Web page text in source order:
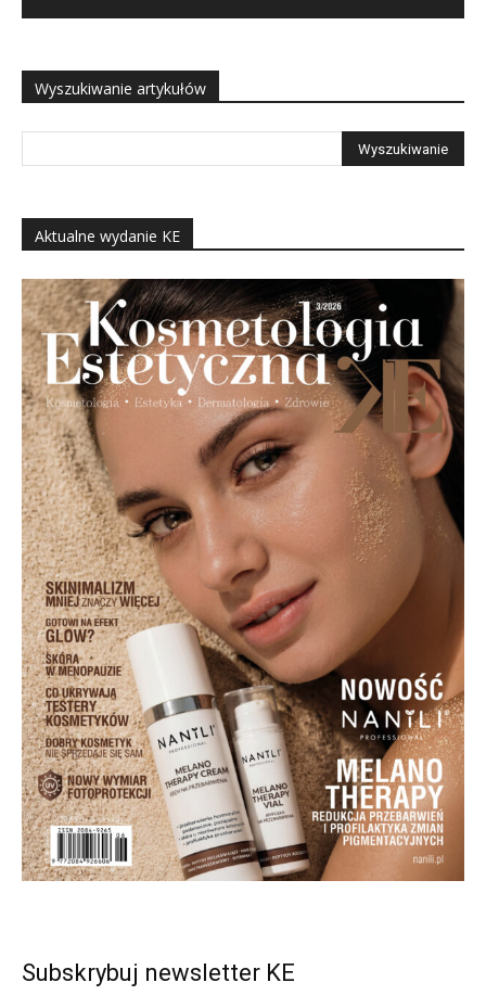
Wyszukiwanie artykułów
Aktualne wydanie KE
Subskrybuj newsletter KE